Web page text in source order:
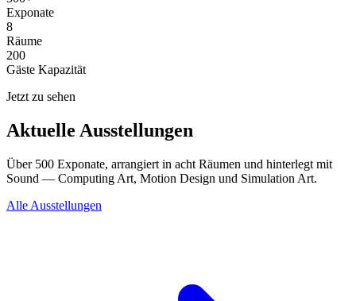
Exponate
8
Räume
200
Gäste Kapazität
Jetzt zu sehen
Aktuelle Ausstellungen
Über 500 Exponate, arrangiert in acht Räumen und hinterlegt mit
Sound — Computing Art, Motion Design und Simulation Art.
Alle Ausstellungen